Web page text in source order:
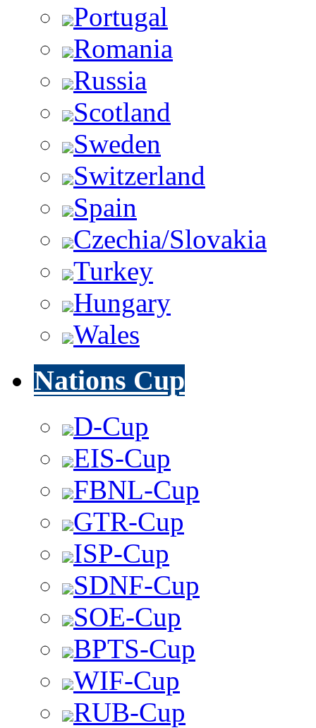
Portugal
Romania
Russia
Scotland
Sweden
Switzerland
Spain
Czechia/Slovakia
Turkey
Hungary
Wales
Nations Cup
D-Cup
EIS-Cup
FBNL-Cup
GTR-Cup
ISP-Cup
SDNF-Cup
SOE-Cup
BPTS-Cup
WIF-Cup
RUB-Cup